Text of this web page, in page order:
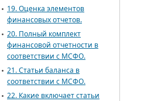
19. Оценка элементов
финансовых отчетов.
20. Полный комплект
финансовой отчетности в
соответствии с МСФО.
21. Статьи баланса в
соответствии с МСФО.
22. Какие включает статьи